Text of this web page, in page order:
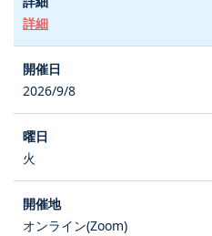
詳細
2026/9/8
火
オンライン(Zoom)